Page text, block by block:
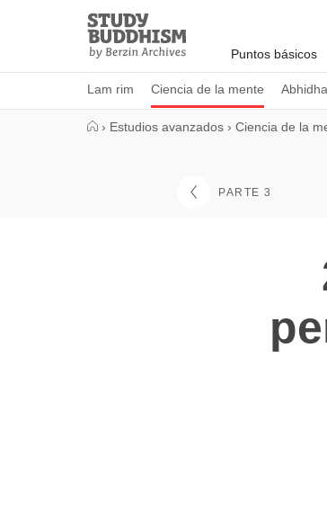
Study
Buddhism
Home
Puntos básicos
Lam rim Ciencia de la mente
› Estudios avanzados › Ciencia de la
PARTE 3